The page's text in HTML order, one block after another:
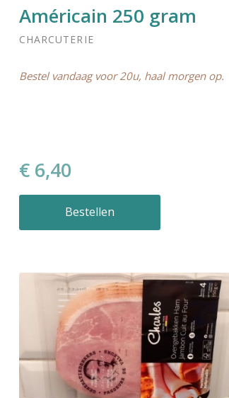
Américain 250 gram
CHARCUTERIE
Bestel vandaag voor 20u, haal morgen op.
€ 6,40
Bestellen